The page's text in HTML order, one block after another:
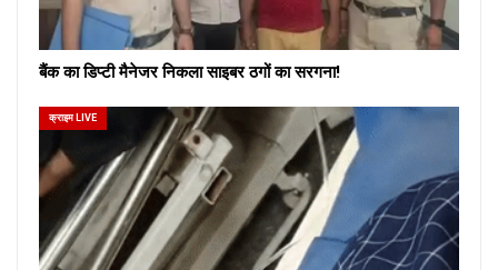
बैंक का डिप्टी मैनेजर निकला साइबर ठगों का सरगना!
क्राइम LIVE